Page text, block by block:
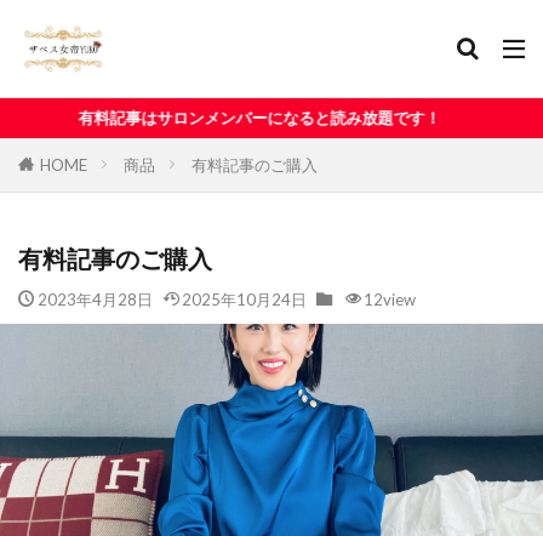
ロンメンバーになると読み放題です！
HOME 商品 有料記事のご購入
有料記事のご購入
2023年4月28日 2025年10月24日 12view